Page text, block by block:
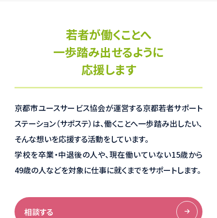
若者が働くことへ
一歩踏み出せるように
応援します
京都市ユースサービス協会が運営する京都若者サポート
ステーション（サポステ）は、働くことへ一歩踏み出したい、
そんな想いを応援する活動をしています。
学校を卒業・中退後の人や、現在働いていない15歳から
49歳の人などを対象に仕事に就くまでをサポートします。
相談する